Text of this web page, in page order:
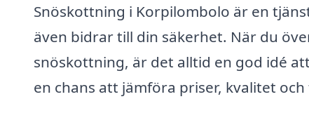
Snöskottning i Korpilombolo är en
även bidrar till din säkerhet. När du
snöskottning, är det alltid en god idé
en chans att jämföra priser, kvalitet